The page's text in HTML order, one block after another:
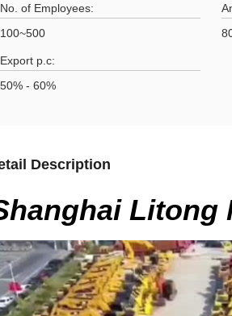
No. of Employees:
100~500
Export p.c:
50% - 60%
Description
Litong